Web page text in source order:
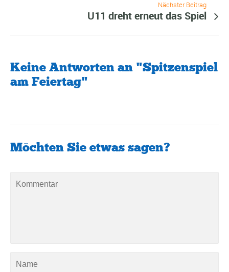
Nächster Beitrag
U11 dreht erneut das Spiel
Keine Antworten an "Spitzenspiel
am Feiertag"
Möchten Sie etwas sagen?